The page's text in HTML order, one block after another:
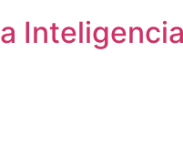
Inteligencia